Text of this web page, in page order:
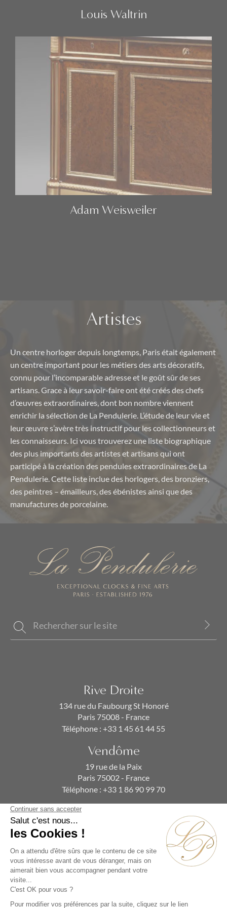
Louis Waltrin
Adam Weisweiler
Artistes
Un centre horloger depuis longtemps, Paris était également
un centre important pour les métiers des arts décoratifs,
connu pour l’incomparable adresse et le goût sûr de ses
artisans. Grace à leur savoir-faire ont été créés des chefs
d’œuvres extraordinaires, dont bon nombre viennent
enrichir la sélection de La Pendulerie. L’étude de leur vie et
leur œuvre s’avère très instructif pour les collectionneurs et
les connaisseurs. Ici vous trouverez une liste biographique
des plus importants des artistes et artisans qui ont
participé à la création des pendules extraordinaires de La
Pendulerie. Cette liste inclue des horlogers, des bronziers,
des peintres – émailleurs, des ébénistes ainsi que des
manufactures de porcelaine.
Rive Droite
134 rue du Faubourg St Honoré
Paris 75008 - France
Téléphone : +33 1 45 61 44 55
Vendôme
19 rue de la Paix
Paris 75002 - France
Téléphone : +33 1 86 90 99 70
ABONNEZ-VOUS À NOTRE NEWSLETTER
Alternative: